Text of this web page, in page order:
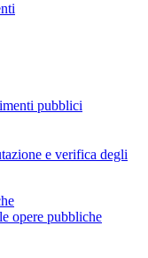
pubblici
e verifica degli
opere pubbliche